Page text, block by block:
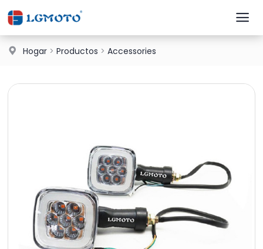
Hogar >Productos >Accessories